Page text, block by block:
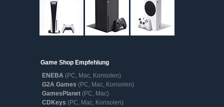
Game Shop Empfehlung
ENEBA (PC, Mac, Konsolen)
G2A Games (PC, Mac, Konsolen)
GamesPlanet (PC, Mac)
CDKeys (PC, Mac, Konsolen)